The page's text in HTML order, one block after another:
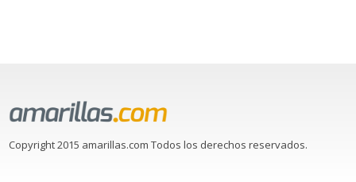
Copyright 2015 amarillas.com Todos los derechos reservados.